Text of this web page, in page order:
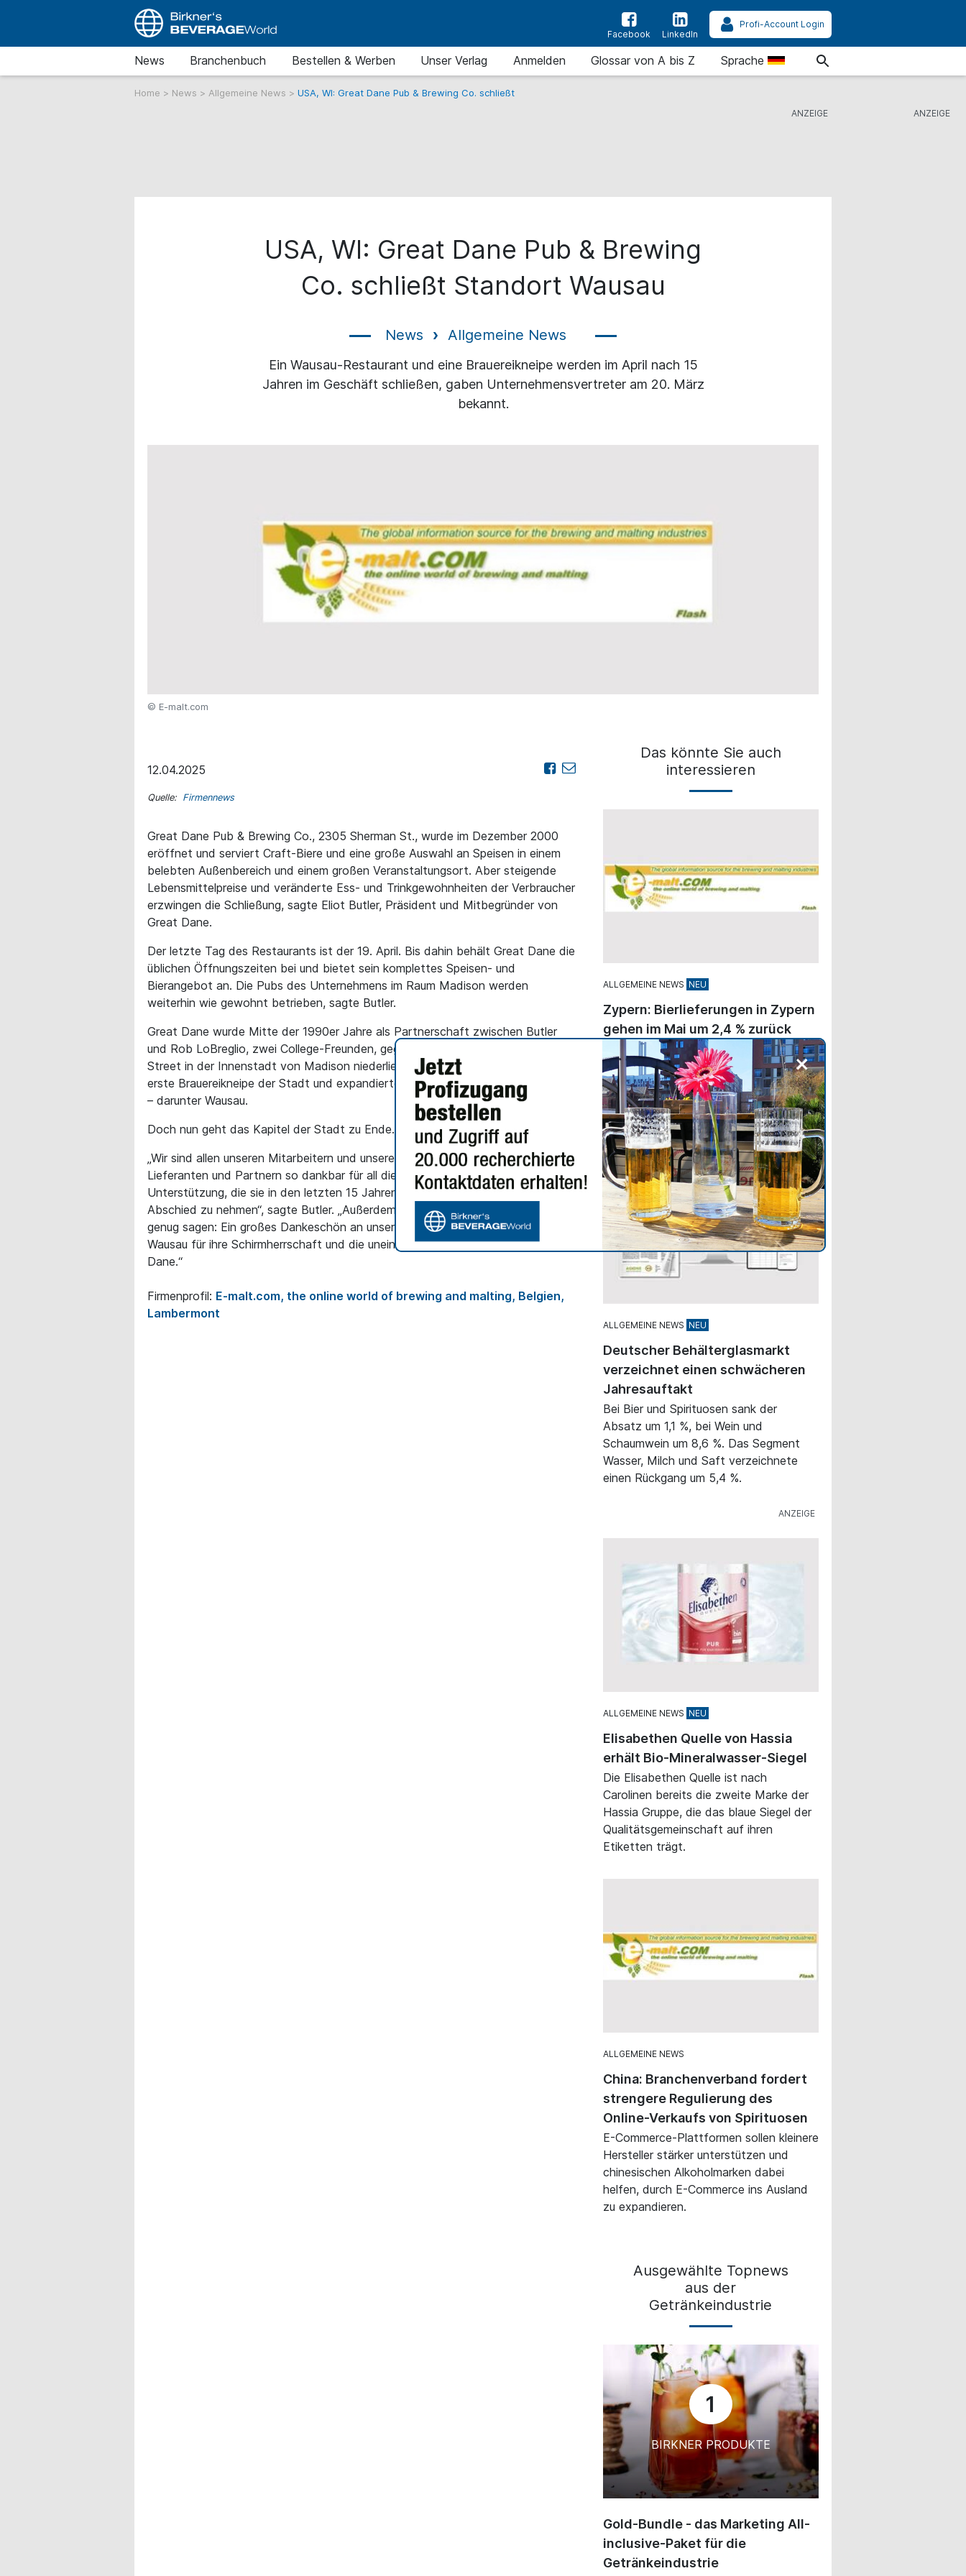
Facebook LinkedIn
Profi-Account Login
News Branchenbuch Bestellen & Werben Unser Verlag Anmelden Glossar von A bis Z Sprache
Home > News > Allgemeine News > USA, WI: Great Dane Pub & Brewing Co. schließt
+
USA, WI: Great Dane Pub & Brewing
Co. schließt Standort Wausau
News Allgemeine News
Ein Wausau-Restaurant und eine Brauereikneipe werden im April nach 15
Jahren im Geschäft schließen, gaben Unternehmensvertreter am 20. März
bekannt.
© E-malt.com
12.04.2025
Quelle: Firmennews
Great Dane Pub & Brewing Co., 2305 Sherman St., wurde im Dezember 2000
eröffnet und serviert Craft-Biere und eine große Auswahl an Speisen in einem
belebten Außenbereich und einem großen Veranstaltungsort. Aber steigende
Lebensmittelpreise und veränderte Ess- und Trinkgewohnheiten der Verbraucher
erzwingen die Schließung, sagte Eliot Butler, Präsident und Mitbegründer von
Great Dane.
Der letzte Tag des Restaurants ist der 19. April. Bis dahin behält Great Dane die
üblichen Öffnungszeiten bei und bietet sein komplettes Speisen- und
Bierangebot an. Die Pubs des Unternehmens im Raum Madison werden
weiterhin wie gewohnt betrieben, sagte Butler.
Great Dane wurde Mitte der 1990er Jahre als Partnerschaft zwischen Butler
und Rob LoBreglio, zwei College-Freunden, gegründet, die sich an der Ecke Doty
Street in der Innenstadt von Madison niederließen. Von dort aus bauten sie die
erste Brauereikneipe der Stadt und expandierten später auf mehrere Standorte
– darunter Wausau.
Doch nun geht das Kapitel der Stadt zu Ende.
„Wir sind allen unseren Mitarbeitern und unserem Managementteam, unseren
Lieferanten und Partnern so dankbar für all die harte Arbeit, den Einsatz und die
Unterstützung, die sie in den letzten 15 Jahren geleistet haben, und es tut weh,
Abschied zu nehmen“, sagte Butler. „Außerdem, und das können wir nicht oft
genug sagen: Ein großes Dankeschön an unsere Gäste und an die Gemeinde
Wausau für ihre Schirmherrschaft und die uneingeschränkte Akzeptanz des Great
Dane.“
Firmenprofil: E-malt.com, the online world of brewing and malting, Belgien,
Lambermont
Das könnte Sie auch
interessieren
ALLGEMEINE NEWS
Zypern: Bierlieferungen in Zypern
gehen im Mai um 2,4 % zurück
Konkret beliefen sich die gesamten
Bierlieferungen im Mai 2026 auf
4.389.649 Liter, verglichen mit
4.497.608 Litern im Mai 2025, was
einem Rückgang von 2,4 % entspricht.
ALLGEMEINE NEWS
Deutscher Behälterglasmarkt
verzeichnet einen schwächeren
Jahresauftakt
Bei Bier und Spirituosen sank der
Absatz um 1,1 %, bei Wein und
Schaumwein um 8,6 %. Das Segment
Wasser, Milch und Saft verzeichnete
einen Rückgang um 5,4 %.
ALLGEMEINE NEWS
Elisabethen Quelle von Hassia
erhält Bio-Mineralwasser-Siegel
Die Elisabethen Quelle ist nach
Carolinen bereits die zweite Marke der
Hassia Gruppe, die das blaue Siegel der
Qualitätsgemeinschaft auf ihren
Etiketten trägt.
ALLGEMEINE NEWS
China: Branchenverband fordert
strengere Regulierung des
Online-Verkaufs von Spirituosen
E-Commerce-Plattformen sollen kleinere
Hersteller stärker unterstützen und
chinesischen Alkoholmarken dabei
helfen, durch E-Commerce ins Ausland
zu expandieren.
Ausgewählte Topnews
aus der
Getränkeindustrie
1
BIRKNER PRODUKTE
Gold-Bundle - das Marketing All-
inclusive-Paket für die
Getränkeindustrie